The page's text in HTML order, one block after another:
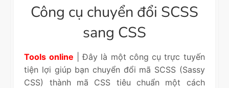
Công cụ chuyển đổi SCSS
sang CSS
Tools online | Đây là một công cụ trực tuyến
tiện lợi giúp bạn chuyển đổi mã SCSS (Sassy
CSS) thành mã CSS tiêu chuẩn một cách